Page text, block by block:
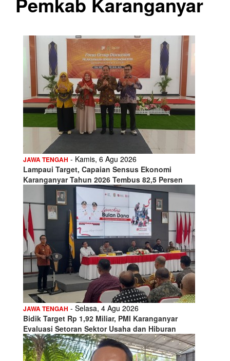
JAWA TENGAH - Kamis, 6 Agu 2026
Lampaui Target, Capaian Sensus Ekonomi
Karanganyar Tahun 2026 Tembus 82,5 Persen
JAWA TENGAH - Selasa, 4 Agu 2026
Bidik Target Rp 1,92 Miliar, PMI Karanganyar
Evaluasi Setoran Sektor Usaha dan Hiburan